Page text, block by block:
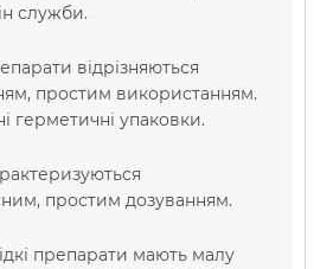
служби.
відрізняються
простим використанням.
герметичні упаковки.
простим дозуванням.
препарати мають малу